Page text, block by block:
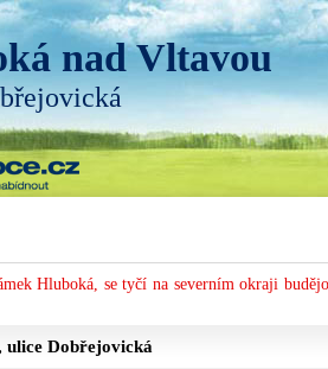
nad Vltavou
Hluboká, se tyčí na severním okraji
ulice Dobřejovická